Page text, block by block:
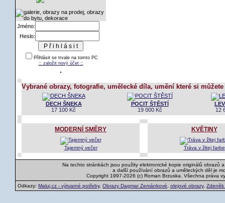
Jméno:
Heslo:
Přihlásit se trvale na tomto PC
:: založit nový účet ::
Vybrané obrazy, fotografie, umělecké díla, umění které si
DECH ŠNEKA
17 100 Kč
POCIT ŠTĚSTÍ
19 000 Kč
12
MODERNÍ SMĚRY
Tajemný večer
KVĚTINY
Tráva v žltej farbe
Na techto stránkách jsou použity elektronické kopie originálů obrazů
a další používání obrazů a uměleckých děl je
Copyright 1997-2026 (c) Roman Brzuska. Všechna práva
Odkazy: Maluj.cz - výtvarné potřeby, Obrazy Dagmar Zemánkové olejové obrazy, Zdeněk